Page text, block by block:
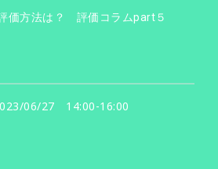
価方法は？ 評価コラムpart５
06/27 14:00-16:00